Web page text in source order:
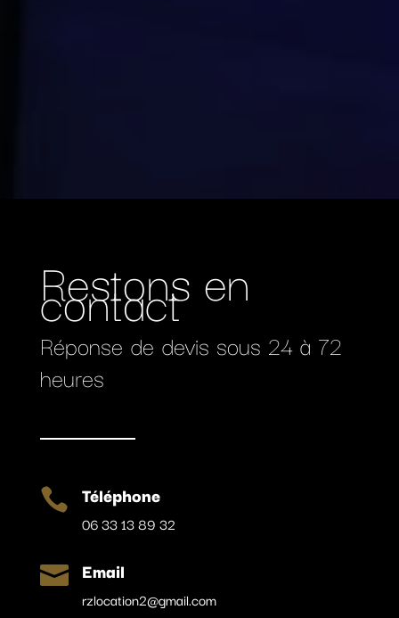
Restons en
contact
Réponse de devis sous 24 à 72
heures
 Téléphone
06 33 13 89 32
 Email
rzlocation2@gmail.com